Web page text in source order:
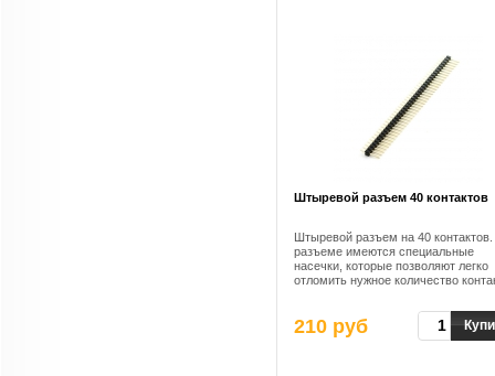
Штыревой разъем 40 контактов
Штыревой разъем на 40
разъеме имеются специальные
насечки, которые позволяют легко
отломить нужное количество
210 руб